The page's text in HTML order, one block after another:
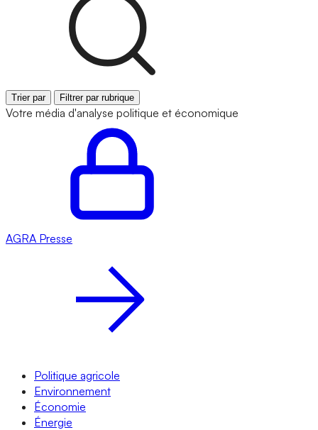
Trier par Filtrer par rubrique
Votre média d'analyse politique et économique
AGRA Presse
Politique agricole
Environnement
Économie
Énergie